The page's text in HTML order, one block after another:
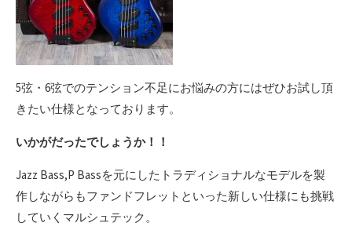
5弦・6弦でのテンション不足にお悩みの方にはぜひお試し頂
きたい仕様となっております。
いかがだったでしょうか！！
Jazz Bass,P Bassを元にしたトラディショナルなモデルを製
作しながらもファンドフレットといった新しい仕様にも挑戦
していくマルシュテック。